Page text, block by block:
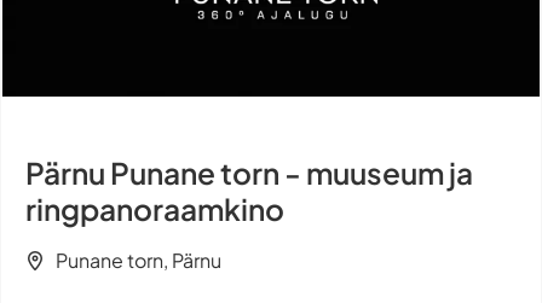
Pärnu Punane torn - muuseum ja
ringpanoraamkino
Punane torn, Pärnu